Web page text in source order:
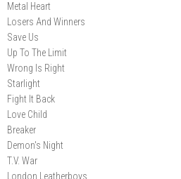
Metal Heart
Losers And Winners
Save Us
Up To The Limit
Wrong Is Right
Starlight
Fight It Back
Love Child
Breaker
Demon's Night
T.V. War
London Leatherboys